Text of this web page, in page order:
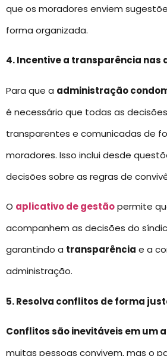
que os moradores enviem
forma organizada.
4. Incentive a transparência nas
Para que a administração
é necessário que todas as
transparentes e comunicadas de
moradores. Isso inclui desde
decisões sobre as regras de
O aplicativo de gestãopermite
acompanhem as decisões do
garantindo a transparência e a
administração.
5. Resolva conflitos de forma
Conflitos são inevitáveis em um
muitas pessoas convivem, mas o